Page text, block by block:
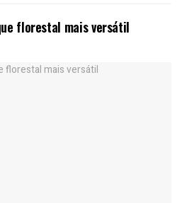
florestal mais versátil